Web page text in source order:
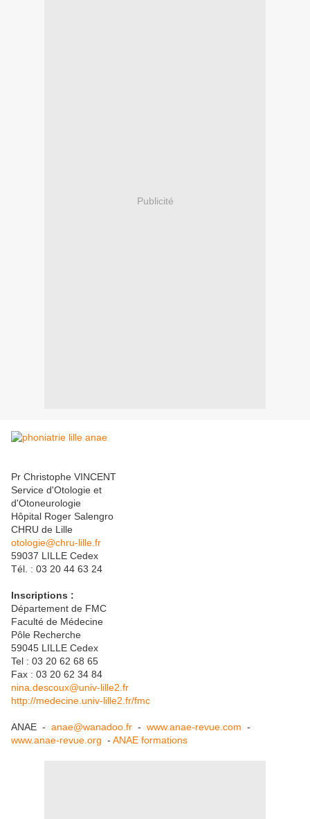
Publicité
Pr Christophe VINCENT
Service d'Otologie et
d'Otoneurologie
Hôpital Roger Salengro
CHRU de Lille
otologie@chru-lille.fr
59037 LILLE Cedex
Tél. : 03 20 44 63 24
Inscriptions :
Département de FMC
Faculté de Médecine
Pôle Recherche
59045 LILLE Cedex
Tel : 03 20 62 68 65
Fax : 03 20 62 34 84
nina.descoux@univ-lille2.fr
http://medecine.univ-lille2.fr/fmc
ANAE - anae@wanadoo.fr - www.anae-revue.com -
www.anae-revue.org - ANAE formations